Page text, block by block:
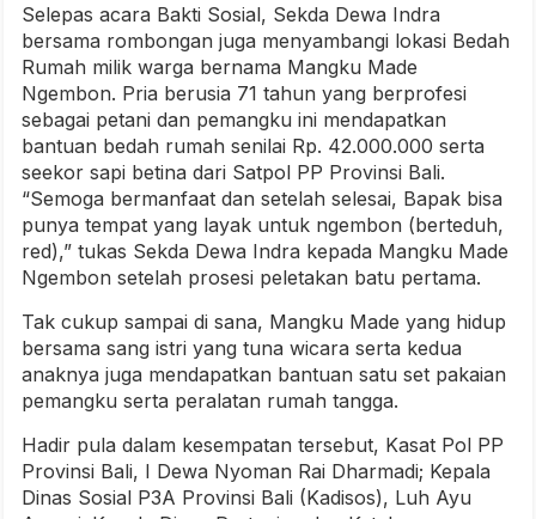
Selepas acara Bakti Sosial, Sekda Dewa Indra
bersama rombongan juga menyambangi lokasi Bedah
Rumah milik warga bernama Mangku Made
Ngembon. Pria berusia 71 tahun yang berprofesi
sebagai petani dan pemangku ini mendapatkan
bantuan bedah rumah senilai Rp. 42.000.000 serta
seekor sapi betina dari Satpol PP Provinsi Bali.
“Semoga bermanfaat dan setelah selesai, Bapak bisa
punya tempat yang layak untuk ngembon (berteduh,
red),” tukas Sekda Dewa Indra kepada Mangku Made
Ngembon setelah prosesi peletakan batu pertama.
Tak cukup sampai di sana, Mangku Made yang hidup
bersama sang istri yang tuna wicara serta kedua
anaknya juga mendapatkan bantuan satu set pakaian
pemangku serta peralatan rumah tangga.
Hadir pula dalam kesempatan tersebut, Kasat Pol PP
Provinsi Bali, I Dewa Nyoman Rai Dharmadi; Kepala
Dinas Sosial P3A Provinsi Bali (Kadisos), Luh Ayu